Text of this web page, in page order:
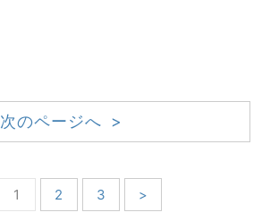
次のページへ >
1 2 3 >